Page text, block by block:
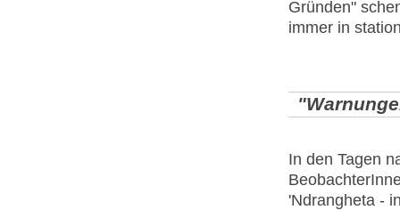
Gründen"
immer in
In den Tagen
'Ndrangheta -